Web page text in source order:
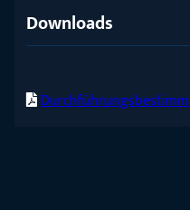
Downloads